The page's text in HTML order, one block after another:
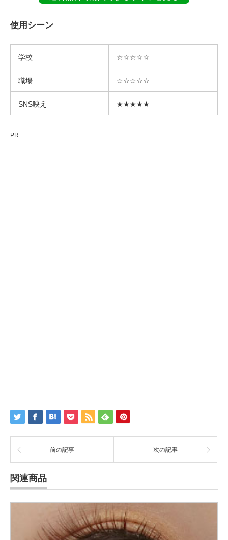
使用シーン
学校 ☆☆☆☆☆
職場 ☆☆☆☆☆
SNS映え ★★★★★
PR
前の記事 次の記事
関連商品